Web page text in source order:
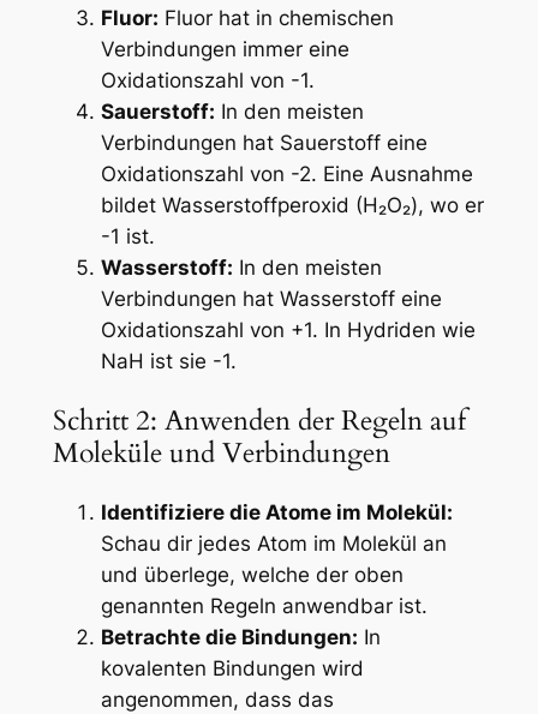
Fluor: Fluor hat in chemischen
Verbindungen immer eine
Oxidationszahl von -1.
Sauerstoff: In den meisten
Verbindungen hat Sauerstoff eine
Oxidationszahl von -2. Eine Ausnahme
bildet Wasserstoffperoxid (H₂O₂), wo er
-1 ist.
Wasserstoff: In den meisten
Verbindungen hat Wasserstoff eine
Oxidationszahl von +1. In Hydriden wie
NaH ist sie -1.
Schritt 2: Anwenden der Regeln auf
Moleküle und Verbindungen
Identifiziere die Atome im Molekül:
Schau dir jedes Atom im Molekül an
und überlege, welche der oben
genannten Regeln anwendbar ist.
Betrachte die Bindungen: In
kovalenten Bindungen wird
angenommen, dass das